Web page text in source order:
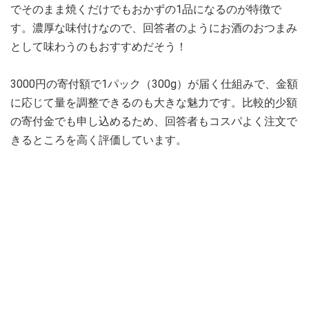
でそのまま焼くだけでもおかずの1品になるのが特徴で
す。濃厚な味付けなので、回答者のようにお酒のおつまみ
として味わうのもおすすめだそう！
3000円の寄付額で1パック（300g）が届く仕組みで、金額
に応じて量を調整できるのも大きな魅力です。比較的少額
の寄付金でも申し込めるため、回答者もコスパよく注文で
きるところを高く評価しています。